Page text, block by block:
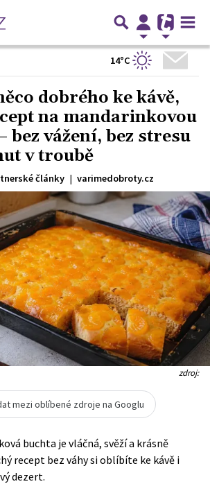
14°C
dobrého ke kávě,
na mandarinkovou
bez vážení, bez stresu
v troubě
články | varimedobroty.cz
zdroj:
mezi oblíbené zdroje na Googlu
buchta je vláčná, svěží a krásně
recept bez váhy si oblíbíte ke kávě i
dezert.